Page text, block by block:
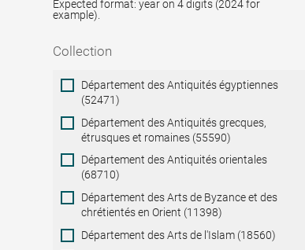
Expected format: year on 4 digits (2024 for
example).
Collection
Collection
Département des Antiquités égyptiennes
(52471)
Département des Antiquités grecques,
étrusques et romaines (55590)
Département des Antiquités orientales
(68710)
Département des Arts de Byzance et des
chrétientés en Orient (11398)
Département des Arts de l'Islam (18560)